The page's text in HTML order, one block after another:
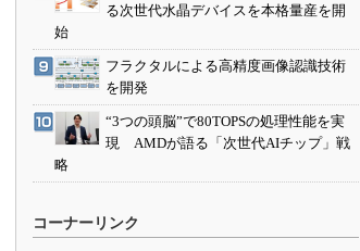
る次世代水晶デバイスを本格量産を開
始
フラクタルによる高精度画像認識技術
を開発
“3つの頭脳”で80TOPSの処理性能を実
現 AMDが語る「次世代AIチップ」戦
略
コーナーリンク